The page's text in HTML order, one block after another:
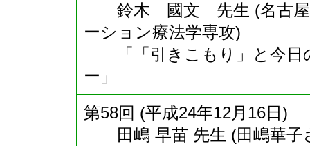
鈴木 國文 先生 (名古屋大
ーション療法学専攻)
「「引きこもり」と今日
ー」
第58回 (平成24年12月16日)
田嶋 早苗 先生 (田嶋華子